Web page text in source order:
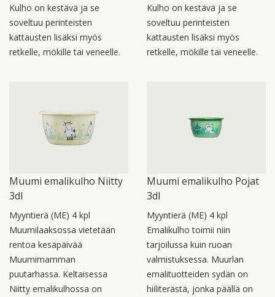
Kulho on kestävä ja se
soveltuu perinteisten
kattausten lisäksi myös
retkelle, mökille tai veneelle.
Kulho on kestävä ja se
soveltuu perinteisten
kattausten lisäksi myös
retkelle, mökille tai veneelle.
Muumi emalikulho Niitty
3dl
Myyntierä (ME) 4 kpl
Muumilaaksossa vietetään
rentoa kesäpäivää
Muumimamman
puutarhassa. Keltaisessa
Niitty emalikulhossa on
Muumi emalikulho Pojat
3dl
Myyntierä (ME) 4 kpl
Emalikulho toimii niin
tarjoilussa kuin ruoan
valmistuksessa. Muurlan
emalituotteiden sydän on
hiiliterästä, jonka päällä on